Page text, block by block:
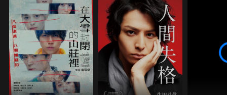
不大，無法造成任何傷害，因此他毀不了這個幫派。
幫派老大，是備受崇拜的領袖。他教導幫派成員一個
死亡遊戲，使後藤和其他幫派成員認為暴力只是遊
戲，是正常的生活，並會帶來一個美好的未來。但對
千里來說，「死亡」是她的興趣，也是她生存的願
望。